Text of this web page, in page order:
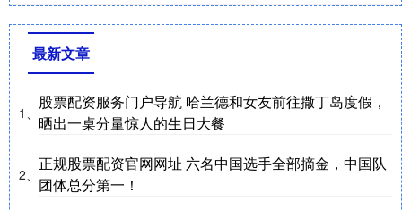
最新文章
1、
股票配资服务门户导航 哈兰德和女友前往撒丁岛度假，
晒出一桌分量惊人的生日大餐
2、
正规股票配资官网网址 六名中国选手全部摘金，中国队
团体总分第一！